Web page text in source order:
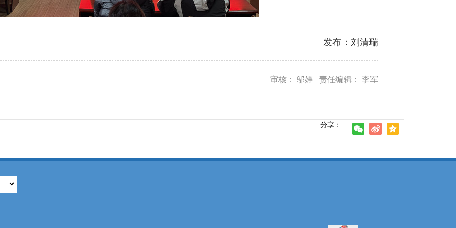
发布：刘清瑞
审核： 邬婷 责任编辑： 李军
分享：